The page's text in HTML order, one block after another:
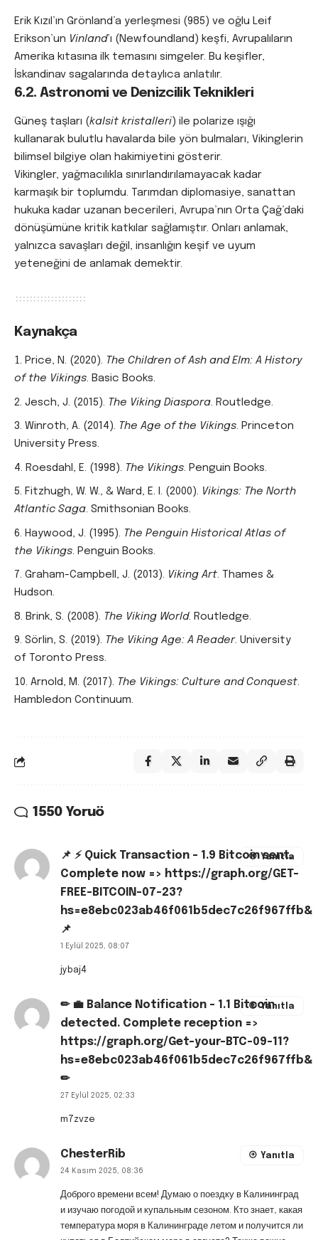
Erik Kızıl’ın Grönland’a yerleşmesi (985) ve oğlu Leif
Erikson’un Vinland’ı (Newfoundland) keşfi, Avrupalıların
Amerika kıtasına ilk temasını simgeler. Bu keşifler,
İskandinav sagalarında detaylıca anlatılır.
6.2. Astronomi ve Denizcilik Teknikleri
Güneş taşları (kalsit kristalleri) ile polarize ışığı
kullanarak bulutlu havalarda bile yön bulmaları, Vikinglerin
bilimsel bilgiye olan hakimiyetini gösterir.
Vikingler, yağmacılıkla sınırlandırılamayacak kadar
karmaşık bir toplumdu. Tarımdan diplomasiye, sanattan
hukuka kadar uzanan becerileri, Avrupa’nın Orta Çağ’daki
dönüşümüne kritik katkılar sağlamıştır. Onları anlamak,
yalnızca savaşları değil, insanlığın keşif ve uyum
yeteneğini de anlamak demektir.
Kaynakça
Price, N. (2020). The Children of Ash and Elm: A History
of the Vikings. Basic Books.
Jesch, J. (2015). The Viking Diaspora. Routledge.
Winroth, A. (2014). The Age of the Vikings. Princeton
University Press.
Roesdahl, E. (1998). The Vikings. Penguin Books.
Fitzhugh, W. W., & Ward, E. I. (2000). Vikings: The North
Atlantic Saga. Smithsonian Books.
Haywood, J. (1995). The Penguin Historical Atlas of
the Vikings. Penguin Books.
Graham-Campbell, J. (2013). Viking Art. Thames &
Hudson.
Brink, S. (2008). The Viking World. Routledge.
Sörlin, S. (2019). The Viking Age: A Reader. University
of Toronto Press.
Arnold, M. (2017). The Vikings: Culture and Conquest.
Hambledon Continuum.
1550 Yoruö
📌 ⚡ Quick Transaction - 1.9 Bitcoin sent.
Complete now => https://graph.org/GET-
FREE-BITCOIN-07-23?
hs=e8ebc023ab46f061b5dec7c26f967ffb&
📌
1 Eylül 2025, 08:07
jybaj4
Yanıtla
✏ 💼 Balance Notification - 1.1 Bitcoin
detected. Complete reception =>
https://graph.org/Get-your-BTC-09-11?
hs=e8ebc023ab46f061b5dec7c26f967ffb&
✏
27 Eylül 2025, 02:33
m7zvze
Yanıtla
ChesterRib
24 Kasım 2025, 08:36
Доброго времени всем! Думаю о поездку в Калининград
и изучаю погодой и купальным сезоном. Кто знает, какая
температура моря в Калининграде летом и получится ли
Yanıtla